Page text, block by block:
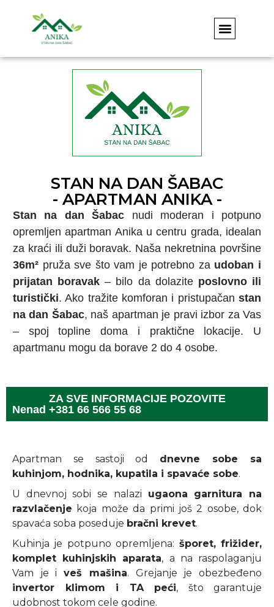
STAN NA DAN ŠABAC
- APARTMAN ANIKA -
Stan na dan Šabac nudi moderan i potpuno
opremljen apartman Anika u centru grada, idealan
za kraći ili duži boravak. Naša nekretnina površine
36m² pruža sve što vam je potrebno za udoban i
prijatan boravak – bilo da dolazite poslovno ili
turistički. Ako tražite komforan i pristupačan stan
na dan Šabac, naš apartman je pravi izbor za Vas
– spoj topline doma i praktične lokacije. U
apartmanu mogu da borave 2 do 4 osobe.
ZA SVE INFORMACIJE POZOVITE
Nenad +381 66 566 55 68
Apartman se sastoji od dnevne sobe sa
kuhinjom, hodnika, kupatila i spavaće sobe.
U dnevnoj sobi se nalazi ugaona garnitura na
razvlačenje koja može da primi još 2 osobe, dok
spavaća soba poseduje bračni krevet.
Kuhinja je potpuno opremljena: šporet, frižider,
komplet kuhinjskih aparata, a na raspolaganju
Vam je iveš mašina. Grejanje je obezbeđeno
invertor klimom i TA peći, što garantuje
udobnost tokom cele godine.